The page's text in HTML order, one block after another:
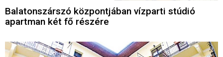
Balatonszárszó központjában vízparti stúdió
apartman két fő részére